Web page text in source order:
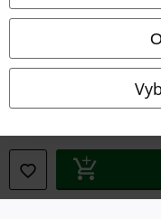
Informace o přístupnosti
Nastavení souborů cookie
Odstoupení od smlouvy
Všechny ceny jsou včetně